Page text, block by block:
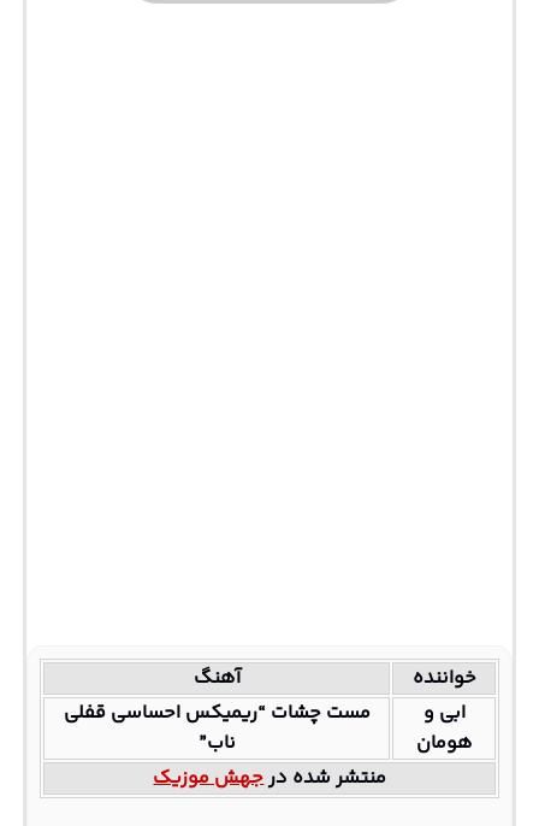
خواننده
آهنگ
ابی و
هومان
مست چشات “ریمیکس احساسی قفلی
ناب”
منتشر شده درجهش موزیک